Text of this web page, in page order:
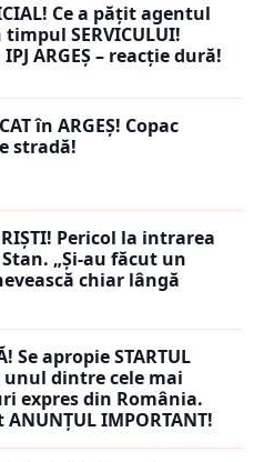
Ce a pățit agentul
timpul SERVICULUI!
ARGEȘ – reacție dură!
în ARGEȘ! Copac
stradă!
Pericol la intrarea
„Și-au făcut un
chiar lângă
Se apropie STARTUL
dintre cele mai
expres din România.
IMPORTANT!